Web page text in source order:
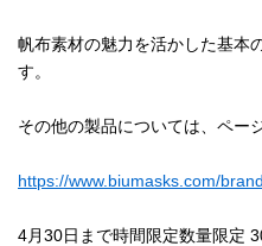
帆布素材の魅力を活かした基本
す。
その他の製品については、ペー
https://www.biumasks.com/
4月30日まで時間限定数量限定